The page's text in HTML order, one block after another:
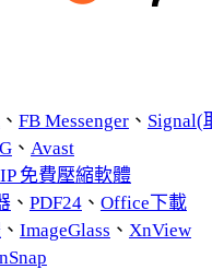
、 FB Messenger、 Signal(
、 Avast
免費壓縮軟體
、 PDF24、 Office下載
、 ImageGlass 、 XnView